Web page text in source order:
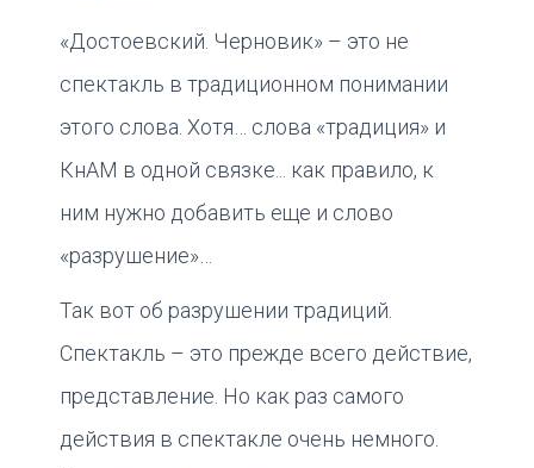
«Достоевский. Черновик» – это не
спектакль в традиционном понимании
этого слова. Хотя… слова «традиция» и
КнАМ в одной связке... как правило, к
ним нужно добавить еще и слово
«разрушение»…
Так вот об разрушении традиций.
Спектакль – это прежде всего действие,
представление. Но как раз самого
действия в спектакле очень немного.